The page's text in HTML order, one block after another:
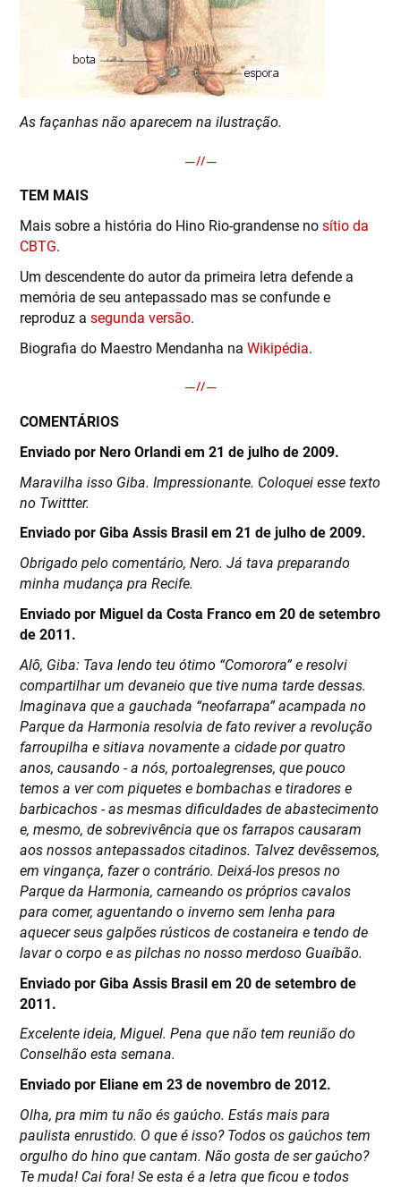
As façanhas não aparecem na ilustração.
TEM MAIS
Mais sobre a história do Hino Rio-grandense nosítio da
CBTG.
Um descendente do autor da primeira letra defende a
memória de seu antepassado mas se confunde e
reproduz a segunda versão.
Biografia do Maestro Mendanha na Wikipédia.
C OMENTÁRIOS
Enviado por Nero Orlandi em 21 de julho de 2009.
Maravilha isso Giba. Impressionante. Coloquei esse texto
no Twittter.
Enviado por Giba Assis Brasil em 21 de julho de 2009.
Obrigado pelo comentário, Nero. Já tava preparando
minha mudança pra Recife.
Enviado por Miguel da Costa Franco em 20 de setembro
de 2011.
Alô, Giba: Tava lendo teu ótimo “Comorora” e resolvi
compartilhar um devaneio que tive numa tarde dessas.
Imaginava que a gauchada “neofarrapa” acampada no
Parque da Harmonia resolvia de fato reviver a revolução
farroupilha e sitiava novamente a cidade por quatro
anos, causando - a nós, portoalegrenses, que pouco
temos a ver com piquetes e bombachas e tiradores e
barbicachos - as mesmas dificuldades de abastecimento
e, mesmo, de sobrevivência que os farrapos causaram
aos nossos antepassados citadinos. Talvez devêssemos,
em vingança, fazer o contrário. Deixá-los presos no
Parque da Harmonia, carneando os próprios cavalos
para comer, aguentando o inverno sem lenha para
aquecer seus galpões rústicos de costaneira e tendo de
lavar o corpo e as pilchas no nosso merdoso Guaíbão.
Enviado por Giba Assis Brasil em 20 de setembro de
2011.
Excelente ideia, Miguel. Pena que não tem reunião do
Conselhão esta semana.
Enviado por Eliane em 23 de novembro de 2012.
Olha, pra mim tu não és gaúcho. Estás mais para
paulista enrustido. O que é isso? Todos os gaúchos tem
orgulho do hino que cantam. Não gosta de ser gaúcho?
Te muda! Cai fora! Se esta é a letra que ficou e todos